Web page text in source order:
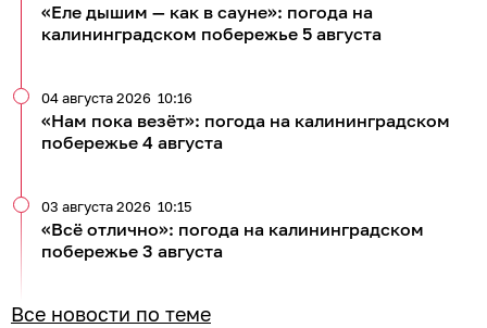
«Еле дышим — как в сауне»: погода на
калининградском побережье 5 августа
«Нам пока везёт»: погода на калининградском
побережье 4 августа
04 августа 2026 10:16
«Всё отлично»: погода на калининградском
побережье 3 августа
03 августа 2026 10:15
Все новости по теме